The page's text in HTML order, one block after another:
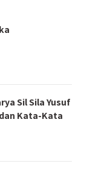
Sil Sila Yusuf
Kata-Kata